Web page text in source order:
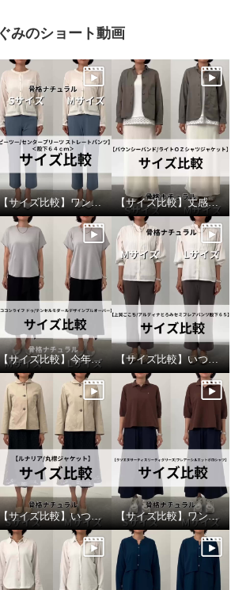
みのショート動画
【サイズ比較】ワンサイズダウンもありです 【サイズ比較】丈感かボリューム感で選ぶのがおすすめ
【サイズ比較】今年ぽさを出すならワンサイズアップ 【サイズ比較】いつものサイズがおすすめ
【サイズ比較】いつものサイズで良いです 【サイズ比較】ワンサイズ下がおすすめ